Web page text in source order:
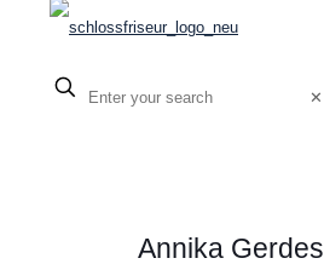
✕
Annika Gerdes